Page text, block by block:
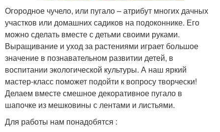
Огородное чучело, или пугало – атрибут многих дачных
участков или домашних садиков на подоконнике. Его
можно сделать вместе с детьми своими руками.
Выращивание и уход за растениями играет большое
значение в познавательном развитии детей, в
воспитании экологической культуры. А наш яркий
мастер-класс поможет подойти к вопросу творчески!
Делаем вместе смешное декоративное пугало в
шапочке из мешковины с лентами и листьями.
Для работы нам понадобятся :